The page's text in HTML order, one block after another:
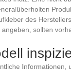
des
sollten
Informationen,